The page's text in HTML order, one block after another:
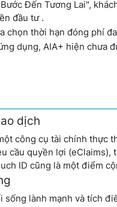
Đến Tương Lai",
đầu tư .
chọn thời hạn đóng phí
dụng, AIA+ hiện chưa
dịch
công cụ tài chính thực
cầu quyền lợi (eClaims),
ID cũng là một điểm
sống lành mạnh và tích